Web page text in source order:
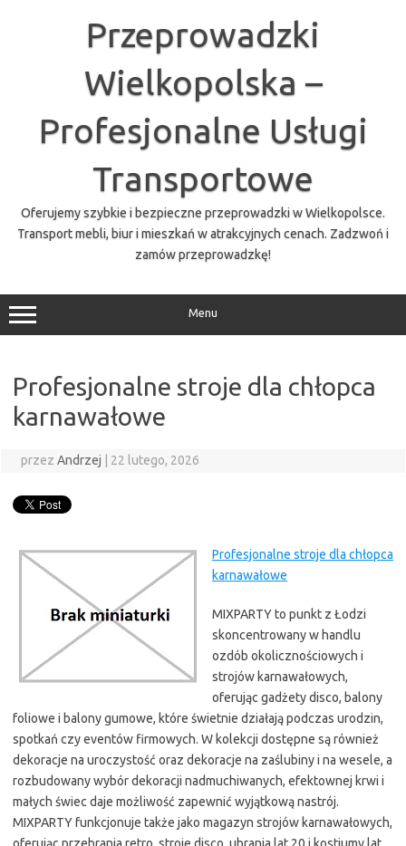
Przeprowadzki
Wielkopolska –
Profesjonalne Usługi
Transportowe
Oferujemy szybkie i bezpieczne przeprowadzki w Wielkopolsce.
Transport mebli, biur i mieszkań w atrakcyjnych cenach. Zadzwoń i
zamów przeprowadzkę!
Menu
Profesjonalne stroje dla chłopca
karnawałowe
przez Andrzej 22 lutego, 2026
Profesjonalne stroje dla chłopca
karnawałowe
MIXPARTY to punkt z Łodzi
skoncentrowany w handlu
ozdób okolicznościowych i
strojów karnawałowych,
oferując gadżety disco, balony
foliowe i balony gumowe, które świetnie działają podczas urodzin,
spotkań czy eventów firmowych. W kolekcji dostępne są również
dekoracje na uroczystość oraz dekoracje na zaślubiny i na wesele, a
rozbudowany wybór dekoracji nadmuchiwanych, efektownej krwi i
małych świec daje możliwość zapewnić wyjątkową nastrój.
MIXPARTY funkcjonuje także jako magazyn strojów karnawałowych,